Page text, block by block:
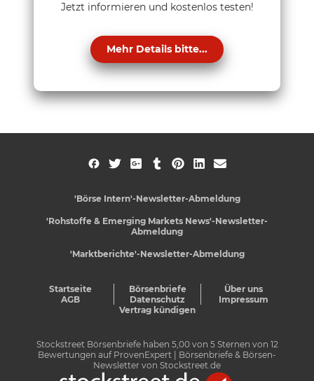
Jetzt informieren und kostenlos testen!
Mehr Details bitte...
'Börse Intern'-Newsletter-Abmeldung
'Rohstoffe & Emerging Markets News'-Newsletter-
Abmeldung
'Marktberichte'-Newsletter-Abmeldung
Startseite Börsenbriefe
Über uns
AGB
Datenschutz
Impressum
Vertrag kündigen
Stockstreet Börsenbriefe haben 5,00von 5Sternen von 12
Bewertungen auf ProvenExpert
| Börsenbriefe & Börsen-
Newsletter von Stockstreet.de